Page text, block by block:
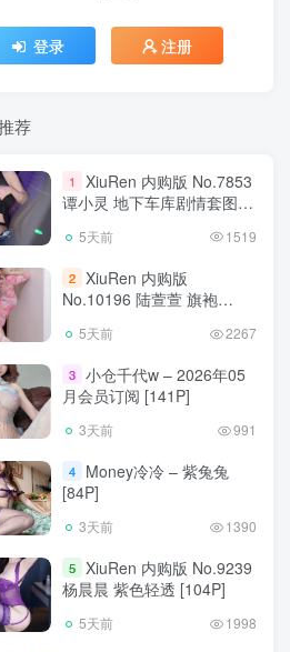
登录 注册
荐
1
XiuRen 内购版 No.7853
谭小灵 地下车库剧情套图
5天前 1519
2 XiuRen 内购版
No.10196 陆萱萱 旗袍
5天前 2267
3 小仓千代w – 2026年05
月会员订阅 [141P]
3天前 991
4
Money冷冷 – 紫兔兔
[84P]
3天前 1390
5 XiuRen 内购版 No.9239
杨晨晨 紫色轻透 [104P]
5天前 1998